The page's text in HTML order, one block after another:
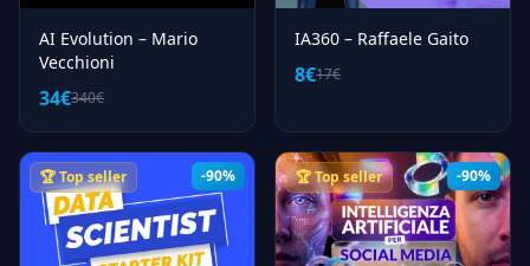
AI Evolution – Mario
Vecchioni
34€340€
IA360 – Raffaele Gaito
8€17€
-90%
🏆 Top seller -90%
🏆 Top seller